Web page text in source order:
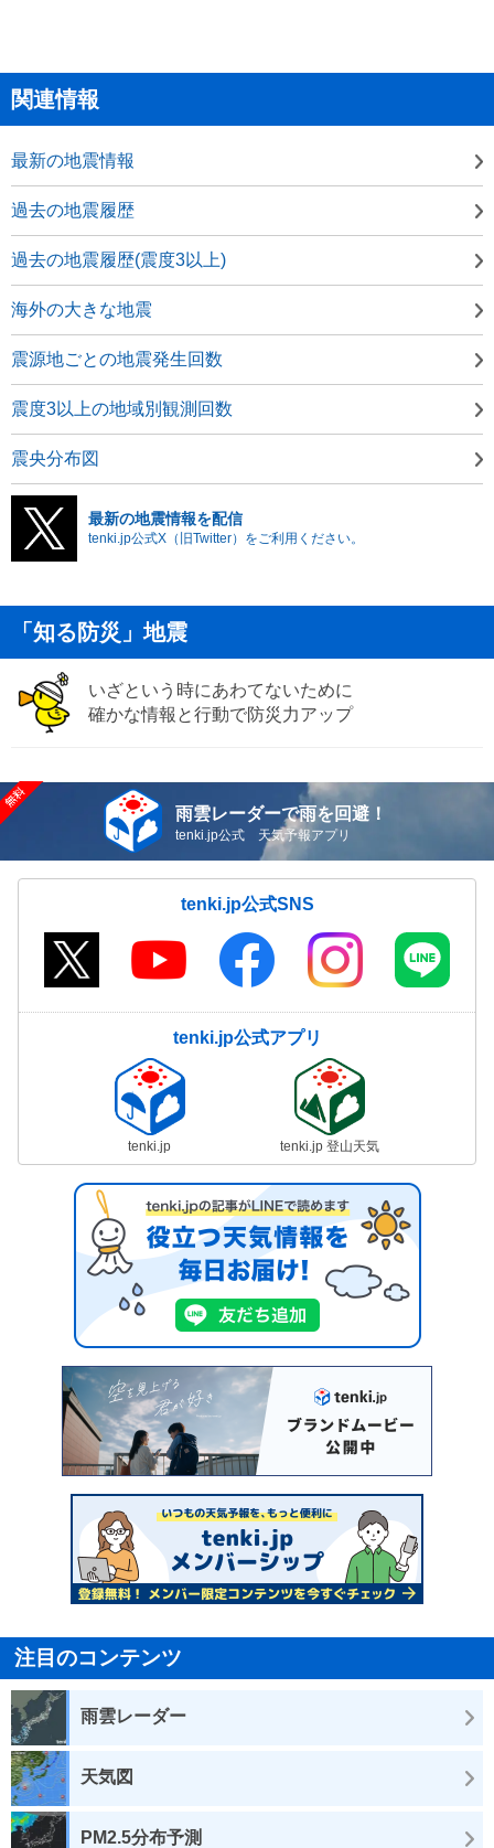
関連情報
最新の地震情報
過去の地震履歴
過去の地震履歴(震度3以上)
海外の大きな地震
震源地ごとの地震発生回数
震度3以上の地域別観測回数
震央分布図
最新の地震情報を配信
tenki.jp公式X（旧Twitter）をご利用ください。
「知る防災」地震
いざという時にあわてないために
確かな情報と行動で防災力アップ
雨雲レーダーで雨を回避！
tenki.jp公式 天気予報アプリ
tenki.jp公式SNS
tenki.jp公式アプリ
tenki.jp tenki.jp 登山天気
注目のコンテンツ
雨雲レーダー
天気図
PM2.5分布予測